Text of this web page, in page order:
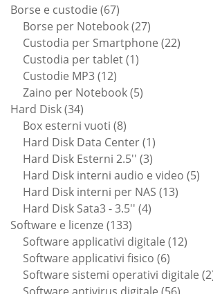
Borse e custodie 6767
prodotti
Borse per Notebook 2727
prodotti
Custodia per Smartphone 2222
Custodia per tablet 11
Custodie MP3 1212
prodotti
Zaino per Notebook 55
Hard Disk 3434
prodotti
Box esterni vuoti 88
prodotti
Hard Disk Data Center 11
prodotto
Hard Disk Esterni 2.5'' 33
prodotti
Hard Disk interni audio e video 55
Hard Disk interni per NAS 1313
Hard Disk Sata3 - 3.5'' 44
Software e licenze 133133
prodotti
Software applicativi digitale 1212
Software applicativi fisico 66
prodotti
Software sistemi operativi digitale 2
56